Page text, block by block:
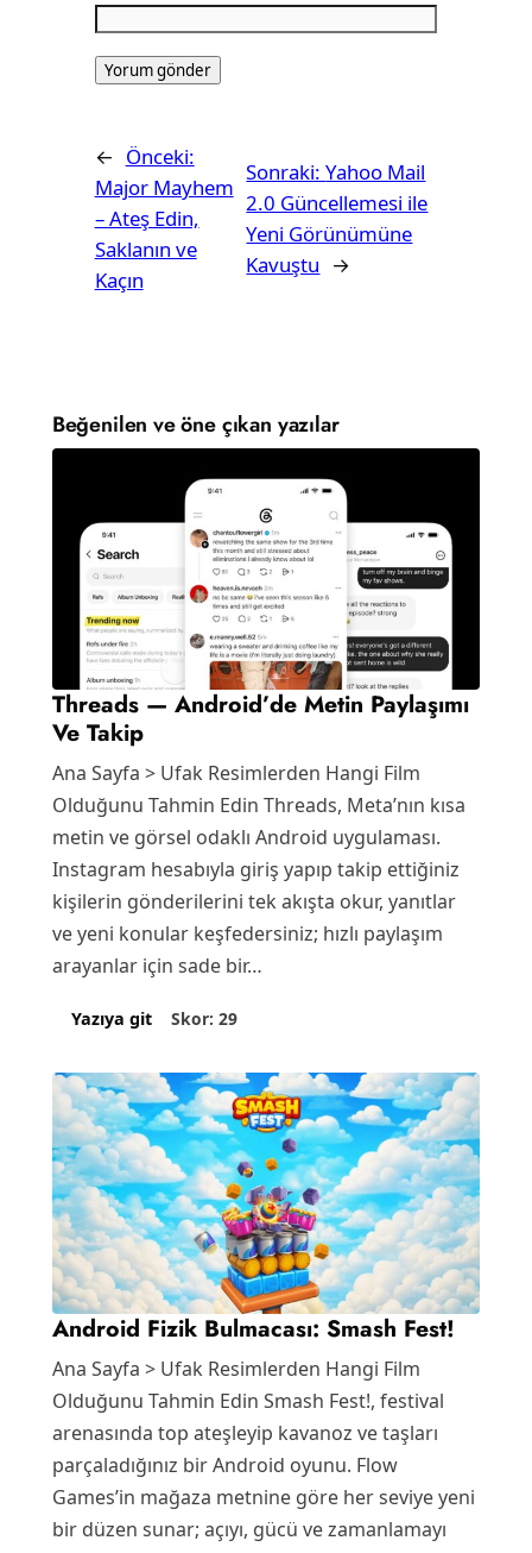
← Önceki:
Major Mayhem
– Ateş Edin,
Saklanın ve
Kaçın
Sonraki:Yahoo Mail
2.0 Güncellemesi ile
Yeni Görünümüne
Kavuştu →
Beğenilen ve öne çıkan yazılar
Threads — Android’de Metin Paylaşımı
Ve Takip
Ana Sayfa > Ufak Resimlerden Hangi Film
Olduğunu Tahmin Edin Threads, Meta’nın kısa
metin ve görsel odaklı Android uygulaması.
Instagram hesabıyla giriş yapıp takip ettiğiniz
kişilerin gönderilerini tek akışta okur, yanıtlar
ve yeni konular keşfedersiniz; hızlı paylaşım
arayanlar için sade bir…
Yazıya git Skor: 29
Android Fizik Bulmacası: Smash Fest!
Ana Sayfa > Ufak Resimlerden Hangi Film
Olduğunu Tahmin Edin Smash Fest!, festival
arenasında top ateşleyip kavanoz ve taşları
parçaladığınız bir Android oyunu. Flow
Games’in mağaza metnine göre her seviye yeni
bir düzen sunar; açıyı, gücü ve zamanlamayı